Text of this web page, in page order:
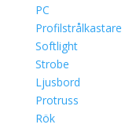
PC
Profilstrålkastare
Softlight
Strobe
Ljusbord
Protruss
Rök